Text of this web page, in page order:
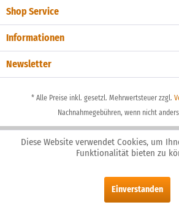
Shop Service
Informationen
Newsletter
* Alle Preise inkl. gesetzl. Mehrwertsteuer zzgl.
Nachnahmegebühren, wenn nicht
Diese Website verwendet Cookies, um
Funktionalität bieten zu
Einverstanden